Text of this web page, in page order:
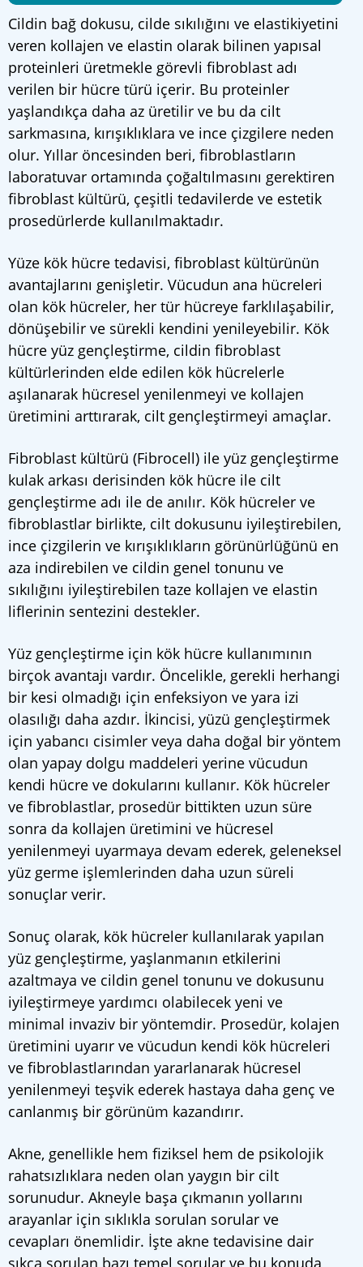
Cildin bağ dokusu, cilde sıkılığını ve elastikiyetini
veren kollajen ve elastin olarak bilinen yapısal
proteinleri üretmekle görevli fibroblast adı
verilen bir hücre türü içerir. Bu proteinler
yaşlandıkça daha az üretilir ve bu da cilt
sarkmasına, kırışıklıklara ve ince çizgilere neden
olur. Yıllar öncesinden beri, fibroblastların
laboratuvar ortamında çoğaltılmasını gerektiren
fibroblast kültürü, çeşitli tedavilerde ve estetik
prosedürlerde kullanılmaktadır.
Yüze kök hücre tedavisi, fibroblast kültürünün
avantajlarını genişletir. Vücudun ana hücreleri
olan kök hücreler, her tür hücreye farklılaşabilir,
dönüşebilir ve sürekli kendini yenileyebilir. Kök
hücre yüz gençleştirme, cildin fibroblast
kültürlerinden elde edilen kök hücrelerle
aşılanarak hücresel yenilenmeyi ve kollajen
üretimini arttırarak, cilt gençleştirmeyi amaçlar.
Fibroblast kültürü (Fibrocell) ile yüz gençleştirme
kulak arkası derisinden kök hücre ile cilt
gençleştirme adı ile de anılır. Kök hücreler ve
fibroblastlar birlikte, cilt dokusunu iyileştirebilen,
ince çizgilerin ve kırışıklıkların görünürlüğünü en
aza indirebilen ve cildin genel tonunu ve
sıkılığını iyileştirebilen taze kollajen ve elastin
liflerinin sentezini destekler.
Yüz gençleştirme için kök hücre kullanımının
birçok avantajı vardır. Öncelikle, gerekli herhangi
bir kesi olmadığı için enfeksiyon ve yara izi
olasılığı daha azdır. İkincisi, yüzü gençleştirmek
için yabancı cisimler veya daha doğal bir yöntem
olan yapay dolgu maddeleri yerine vücudun
kendi hücre ve dokularını kullanır. Kök hücreler
ve fibroblastlar, prosedür bittikten uzun süre
sonra da kollajen üretimini ve hücresel
yenilenmeyi uyarmaya devam ederek, geleneksel
yüz germe işlemlerinden daha uzun süreli
sonuçlar verir.
Sonuç olarak, kök hücreler kullanılarak yapılan
yüz gençleştirme, yaşlanmanın etkilerini
azaltmaya ve cildin genel tonunu ve dokusunu
iyileştirmeye yardımcı olabilecek yeni ve
minimal invaziv bir yöntemdir. Prosedür, kolajen
üretimini uyarır ve vücudun kendi kök hücreleri
ve fibroblastlarından yararlanarak hücresel
yenilenmeyi teşvik ederek hastaya daha genç ve
canlanmış bir görünüm kazandırır.
Akne, genellikle hem fiziksel hem de psikolojik
rahatsızlıklara neden olan yaygın bir cilt
sorunudur. Akneyle başa çıkmanın yollarını
arayanlar için sıklıkla sorulan sorular ve
cevapları önemlidir. İşte akne tedavisine dair
sıkça sorulan bazı temel sorular ve bu konuda